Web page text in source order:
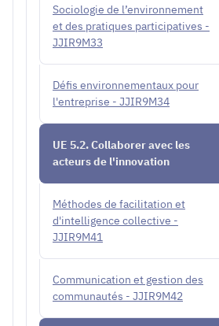
Sociologie de l’environnement
et des pratiques participatives -
JJIR9M33
Défis environnementaux pour
l'entreprise - JJIR9M34
UE 5.2. Collaborer avec les
acteurs de l'innovation
Méthodes de facilitation et
d'intelligence collective -
JJIR9M41
Communication et gestion des
communautés - JJIR9M42